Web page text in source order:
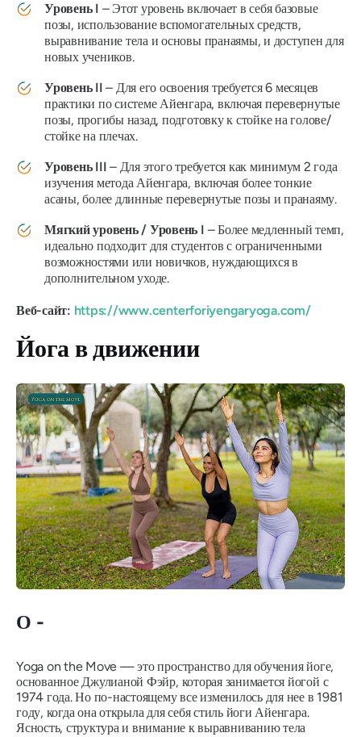
Уровень I – Этот уровень включает в себя базовые
позы, использование вспомогательных средств,
выравнивание тела и основы пранаямы, и доступен для
новых учеников.
Уровень II – Для его освоения требуется 6 месяцев
практики по системе Айенгара, включая перевернутые
позы, прогибы назад, подготовку к стойке на голове/
стойке на плечах.
Уровень III – Для этого требуется как минимум 2 года
изучения метода Айенгара, включая более тонкие
асаны, более длинные перевернутые позы и пранаяму.
Мягкий уровень / Уровень I – Более медленный темп,
идеально подходит для студентов с ограниченными
возможностями или новичков, нуждающихся в
дополнительном уходе.
Веб-сайт: https://www.centerforiyengaryoga.com/
Йога в движении
О -
Yoga on the Move — это пространство для обучения йоге,
основанное Джулианой Фэйр, которая занимается йогой с
1974 года. Но по-настоящему все изменилось для нее в 1981
году, когда она открыла для себя стиль йоги Айенгара.
Ясность, структура и внимание к выравниванию тела